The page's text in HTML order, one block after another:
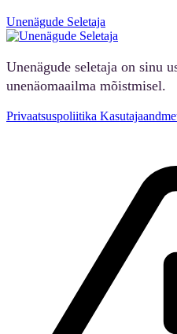
Unenägude Seletaja
Unenägude seletaja on sinu
unenäomaailma mõistmisel.
Privaatsuspoliitika